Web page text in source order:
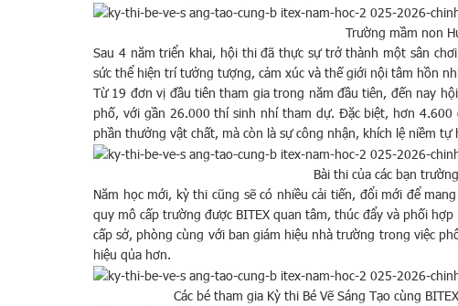
Trường mầm non
Sau 4 năm triển khai, hội thi đã thực sự trở thành một sân
sức thể hiện trí tưởng tượng, cảm xúc và thế giới nội tâm hồn
Từ 19 đơn vị đầu tiên tham gia trong năm đầu tiên, đến nay
phố, với gần 26.000 thí sinh nhí tham dự. Đặc biệt, hơn
phần thưởng vật chất, mà còn là sự công nhận, khích lệ niềm tự
Bài thi của các bạn
Năm học mới, kỳ thi cũng sẽ có nhiều cải tiến, đổi mới để
quy mô cấp trường được BITEX quan tâm, thúc đẩy và phối
cấp sở, phòng cùng với ban giám hiệu nhà trường trong việc
hiệu qủa hơn.
Các bé tham gia Kỳ thi Bé Vẽ Sáng Tạo cùng